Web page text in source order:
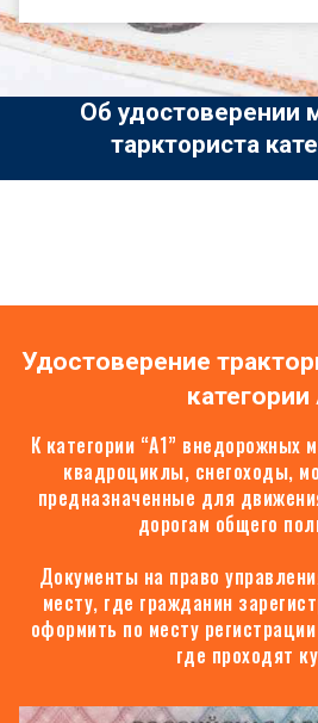
Об удостоверении
таркториста
Удостоверение
категории
К категории “А1” внедорожных
квадроциклы, снегоходы,
предназначенные для
дорогам общего
Документы на право
месту, где гражданин
оформить по месту
где проходят